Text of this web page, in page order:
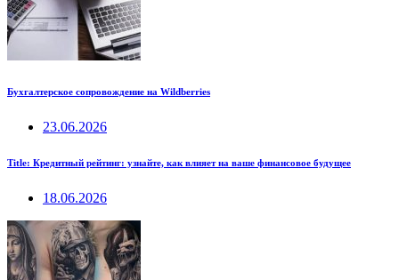
Бухгалтерское сопровождение на Wildberries
23.06.2026
Title: Кредитный рейтинг: узнайте, как влияет на ваше финансовое будущее
18.06.2026